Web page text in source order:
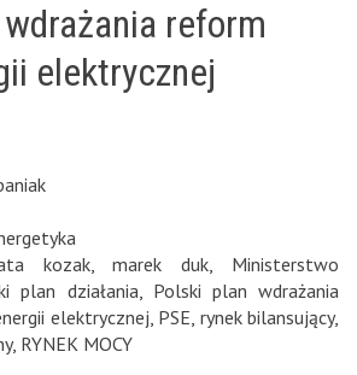
reform
elektrycznej
kozak,marek duk
Ministerstwo
plan działania
Polski plan wdrażania
elektrycznej PSE rynek bilansujący,
, RYNEK MOCY